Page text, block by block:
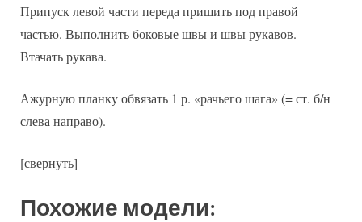
Припуск левой части переда пришить под правой
частью. Выполнить боковые швы и швы рукавов.
Втачать рукава.
Ажурную планку обвязать 1 р. «рачьего шага» (= ст. б/н
слева направо).
[свернуть]
Похожие модели: